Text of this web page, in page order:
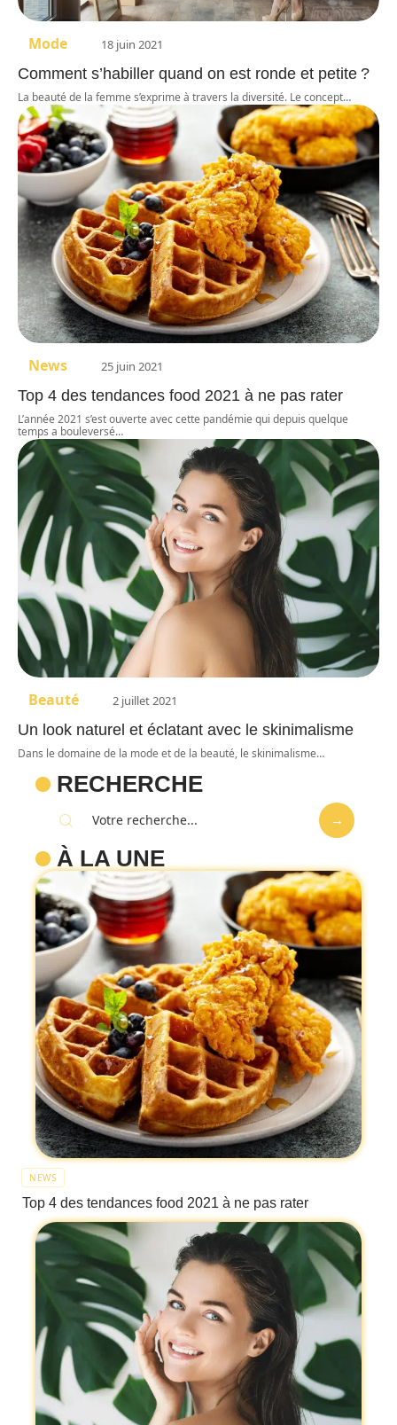
Mode 18 juin 2021
Comment s’habiller quand on est ronde et petite ?
La beauté de la femme s’exprime à travers la diversité. Le concept…
News 25 juin 2021
Top 4 des tendances food 2021 à ne pas rater
L’année 2021 s’est ouverte avec cette pandémie qui depuis quelque
temps a bouleversé…
Beauté 2 juillet 2021
Un look naturel et éclatant avec le skinimalisme
Dans le domaine de la mode et de la beauté, le skinimalisme…
RECHERCHE
À LA UNE
NEWS
Top 4 des tendances food 2021 à ne pas rater